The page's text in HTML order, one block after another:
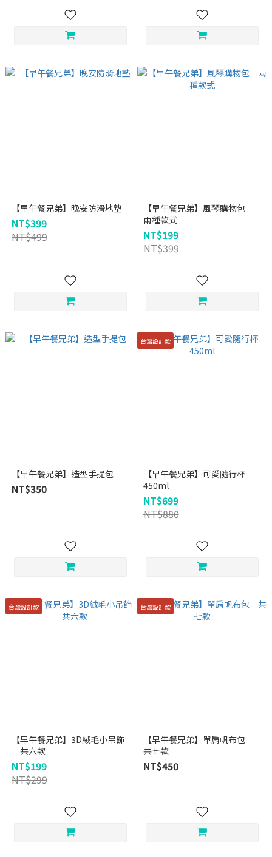
【早午餐兄弟】晚安防滑地墊
NT$399
NT$499
【早午餐兄弟】風琴購物包｜
兩種款式
NT$199
NT$399
【早午餐兄弟】造型手提包
NT$350
台灣設計款
【早午餐兄弟】可愛隨行杯
450ml
NT$699
NT$880
台灣設計款
【早午餐兄弟】3D絨毛小吊飾
｜共六款
NT$199
NT$299
台灣設計款
【早午餐兄弟】單肩帆布包｜
共七款
NT$450